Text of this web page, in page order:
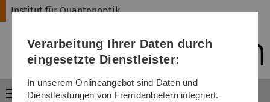
Direkt
Direkt
Direkt
(Sprache,
Drucken,
Media)
Direkt
Direkt
Institut für Quantenoptik
Menü
Verarbeitung Ihrer Daten durch
eingesetzte Dienstleister:
In unserem Onlineangebot sind Daten und
Dienstleistungen von Fremdanbietern integriert.